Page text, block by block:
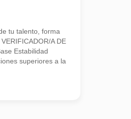
tu talento, forma
A DE
Estabilidad
superiores a la